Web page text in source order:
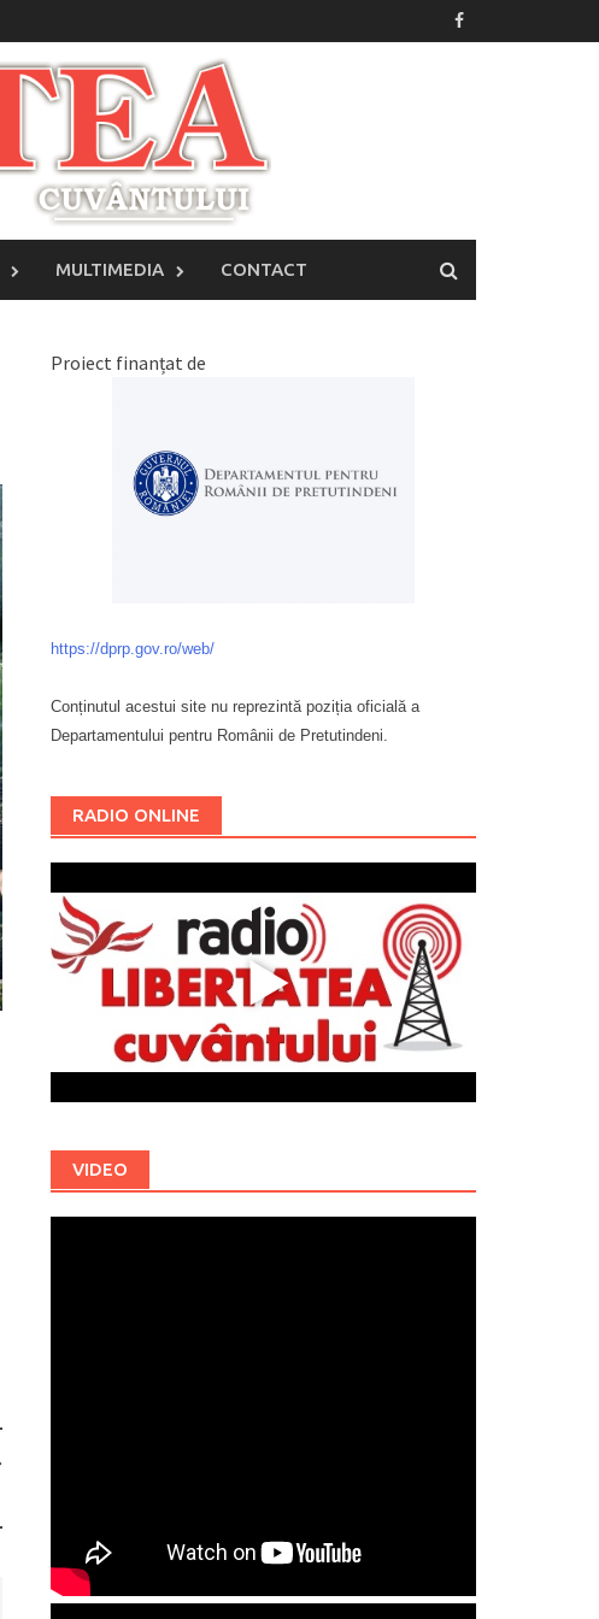
MULTIMEDIA CONTACT
Proiect finanțat de
https://dprp.gov.ro/web/
Conținutul acestui site nu reprezintă poziția oficială a
Departamentului pentru Românii de Pretutindeni.
RADIO ONLINE
VIDEO